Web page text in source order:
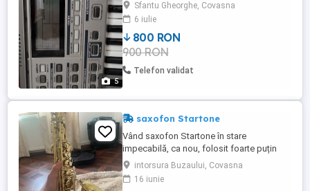
5
Sfantu Gheorghe, Covasna
6 iulie
800 RON
900 RON
Telefon validat
saxofon Startone
Vând saxofon Startone în stare
impecabilă, ca nou, folosit foarte puțin
pentru studiu. Instrumentul sună excelent
și vine în cutia originală, completat cu
muștiuc Yamaha 5C și capac. Prețul este
intorsura Buzaului, Covasna
16 iunie